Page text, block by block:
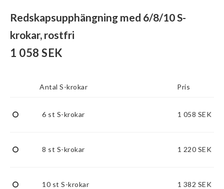
Redskapsupphängning med 6/8/10 S-
krokar, rostfri
1 058 SEK
Antal S-krokar Pris
6 st S-krokar 1 058 SEK
8 st S-krokar 1 220 SEK
10 st S-krokar 1 382 SEK